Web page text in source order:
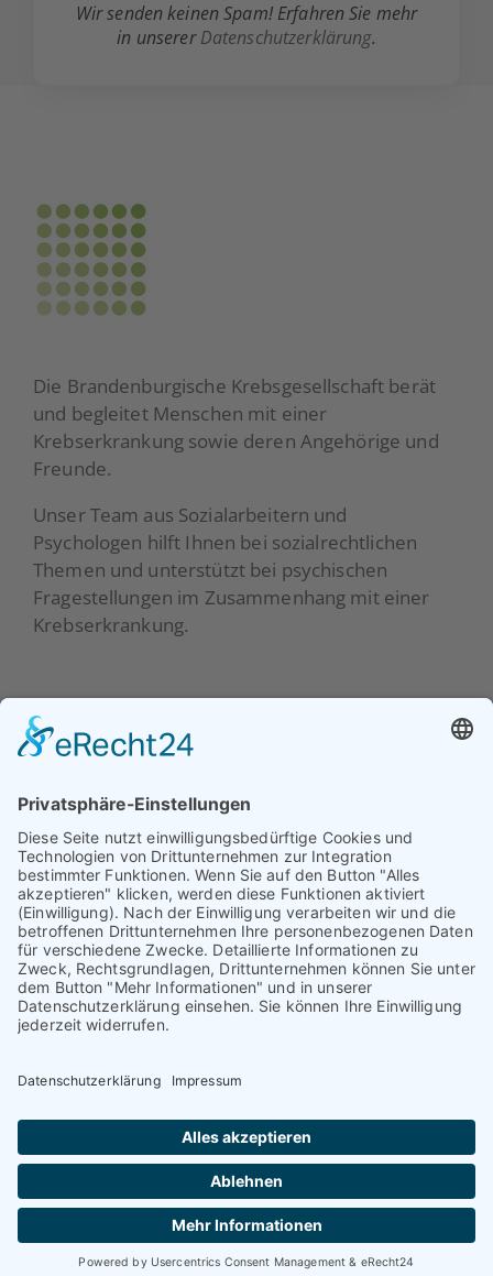
Wir senden keinen Spam! Erfahren Sie mehr
in unsererDatenschutzerklärung.
Die Brandenburgische Krebsgesellschaft berät
und begleitet Menschen mit einer
Krebserkrankung sowie deren Angehörige und
Freunde.
Unser Team aus Sozialarbeitern und
Psychologen hilft Ihnen bei sozialrechtlichen
Themen und unterstützt bei psychischen
Fragestellungen im Zusammenhang mit einer
Krebserkrankung.
Beratung
Selbsthilfe
Aktuelles
Unterstützer
Mitgliedschaft
Kontakt
Impressum
© 2026 • Brandenburgische Krebsgesellschaft e.V.